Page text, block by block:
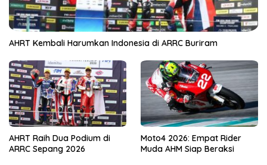
AHRT Kembali Harumkan Indonesia di ARRC Buriram
AHRT Raih Dua Podium di
ARRC Sepang 2026
Moto4 2026: Empat Rider
Muda AHM Siap Beraksi